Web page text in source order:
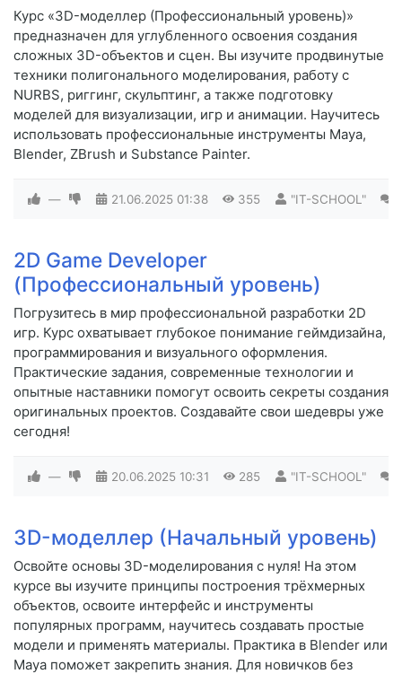
Курс «3D-моделлер (Профессиональный уровень)»
предназначен для углубленного освоения создания
сложных 3D-объектов и сцен. Вы изучите продвинутые
техники полигонального моделирования, работу с
NURBS, риггинг, скульптинг, а также подготовку
моделей для визуализации, игр и анимации. Научитесь
использовать профессиональные инструменты Maya,
Blender, ZBrush и Substance Painter.
— 21.06.2025 01:38 355 "IT-SCHOOL"
2D Game Developer
(Профессиональный уровень)
Погрузитесь в мир профессиональной разработки 2D
игр. Курс охватывает глубокое понимание геймдизайна,
программирования и визуального оформления.
Практические задания, современные технологии и
опытные наставники помогут освоить секреты создания
оригинальных проектов. Создавайте свои шедевры уже
сегодня!
— 20.06.2025 10:31 285 "IT-SCHOOL"
3D-моделлер (Начальный уровень)
Освойте основы 3D-моделирования с нуля! На этом
курсе вы изучите принципы построения трёхмерных
объектов, освоите интерфейс и инструменты
популярных программ, научитесь создавать простые
модели и применять материалы. Практика в Blender или
Maya поможет закрепить знания. Для новичков без